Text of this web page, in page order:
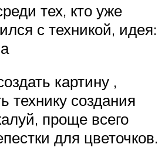
тех, кто уже
с техникой, идея:
картину ,
технику создания
проще всего
для цветочков.